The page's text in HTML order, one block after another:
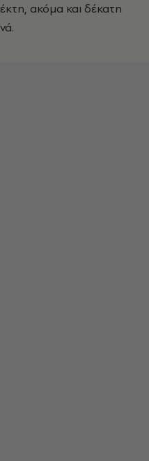
ακόμα και δέκατη